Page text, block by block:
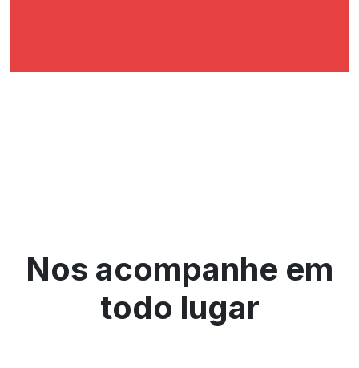
Nos acompanhe em
todo lugar